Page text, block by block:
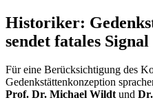
Historiker:
sendet fatales Signal
Für eine Berücksichtigung des
Gedenkstättenkonzeption
Prof. Dr. Michael Wildtund Dr.